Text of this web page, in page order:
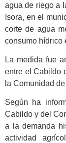
agua de riego a
Isora, en el
corte de agua
consumo hídrico
La medida fue
entre el Cabildo
la Comunidad
Según ha
Cabildo y del
a la demanda
actividad